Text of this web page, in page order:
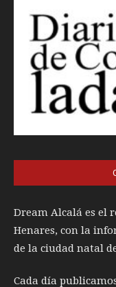
Dream Alcalá es el
Henares, con la
de la ciudad natal
Cada día